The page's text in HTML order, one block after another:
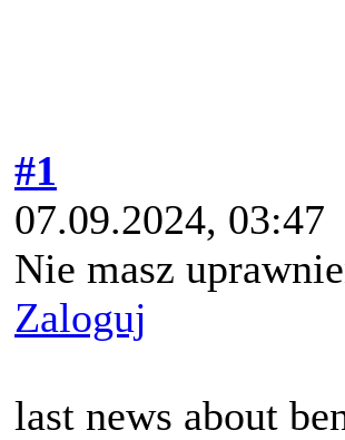
#1
07.09.2024, 03:47
Nie masz
Zaloguj
last news about